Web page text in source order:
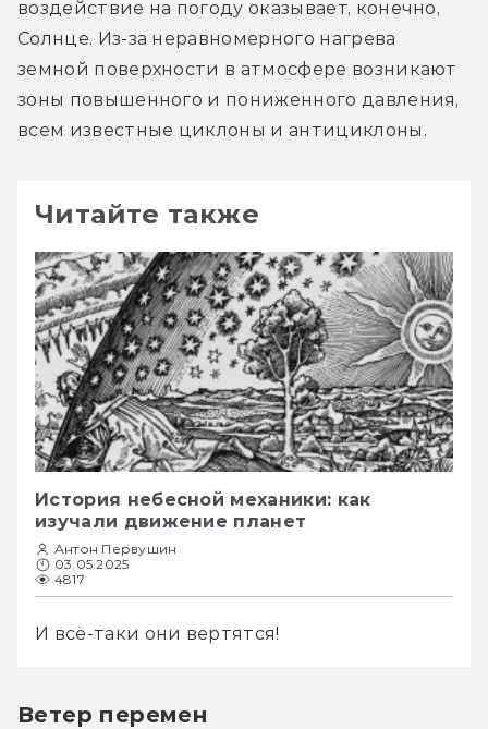
воздействие на погоду оказывает, конечно,
Солнце. Из-за неравномерного нагрева
земной поверхности в атмосфере возникают
зоны повышенного и пониженного давления,
всем известные циклоны и антициклоны.
Читайте также
История небесной механики: как
изучали движение планет
Антон Первушин
03.05.2025
4817
И всё-таки они вертятся!
Ветер перемен